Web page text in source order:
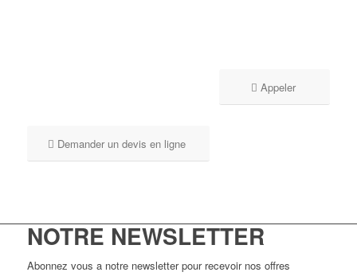
Appeler
Demander un devis en ligne
NOTRE NEWSLETTER
Abonnez vous a notre newsletter pour recevoir nos offres